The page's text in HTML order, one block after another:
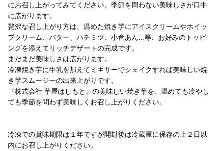
にお召し上がってみてください。季節を問わない美味しさが口中
に広がります。
贅沢な召し上がり方は、温めた焼き芋にアイスクリームやホイッ
プクリーム、バター、ハチミツ、小倉あん…等、お好みのトッピ
ングを添えてリッチデザートの完成です。
まだまだ美味しさは広がります。
冷凍焼き芋に牛乳を加えてミキサーでシェイクすれば美味しい焼
き芋スムージーの出来上がりです。
『株式会社 芋屋はしもと』の美味しい焼き芋を、温めても冷やし
ても季節を問わず美味しくお召し上がりください。
冷凍での賞味期限は１年ですが開封後は冷蔵庫に保存の上２日以
内にお召し上がりください。